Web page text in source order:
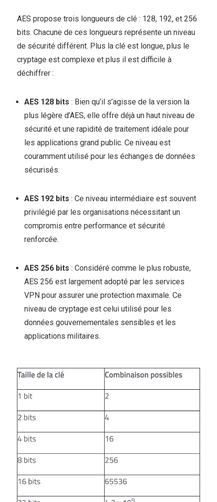
AES propose trois longueurs de clé : 128, 192, et 256
bits. Chacune de ces longueurs représente un niveau
de sécurité différent. Plus la clé est longue, plus le
cryptage est complexe et plus il est difficile à
déchiffrer :
AES 128 bits : Bien qu’il s’agisse de la version la
plus légère d’AES, elle offre déjà un haut niveau de
sécurité et une rapidité de traitement idéale pour
les applications grand public. Ce niveau est
couramment utilisé pour les échanges de données
sécurisés.
AES 192 bits : Ce niveau intermédiaire est souvent
privilégié par les organisations nécessitant un
compromis entre performance et sécurité
renforcée.
AES 256 bits : Considéré comme le plus robuste,
AES 256 est largement adopté par les services
VPN pour assurer une protection maximale. Ce
niveau de cryptage est celui utilisé pour les
données gouvernementales sensibles et les
applications militaires.